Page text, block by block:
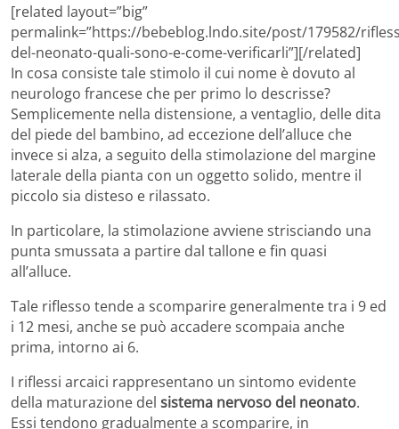
[related layout=”big”
permalink=”https://bebeblog.lndo.site/post/179582/
del-neonato-quali-sono-e-come-verificarli”][/related]
In cosa consiste tale stimolo il cui nome è dovuto al
neurologo francese che per primo lo descrisse?
Semplicemente nella distensione, a ventaglio, delle dita
del piede del bambino, ad eccezione dell’alluce che
invece si alza, a seguito della stimolazione del margine
laterale della pianta con un oggetto solido, mentre il
piccolo sia disteso e rilassato.
In particolare, la stimolazione avviene strisciando una
punta smussata a partire dal tallone e fin quasi
all’alluce.
Tale riflesso tende a scomparire generalmente tra i 9 ed
i 12 mesi, anche se può accadere scompaia anche
prima, intorno ai 6.
I riflessi arcaici rappresentano un sintomo evidente
della maturazione del sistema nervoso del neonato.
Essi tendono gradualmente a scomparire, in